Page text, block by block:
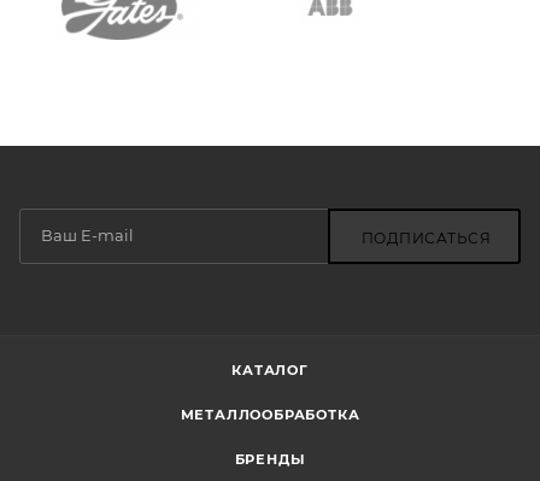
ПОДПИСАТЬСЯ
КАТАЛОГ
МЕТАЛЛООБРАБОТКА
БРЕНДЫ